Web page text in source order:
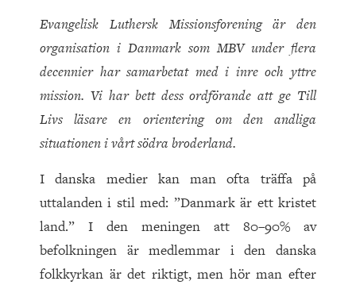
Evangelisk Luthersk Missionsforening är den
organisation i Danmark som MBV under flera
decennier har samarbetat med i inre och yttre
mission. Vi har bett dess ordförande att ge Till
Livs läsare en orientering om den andliga
situationen i vårt södra broderland.
I danska medier kan man ofta träffa på
uttalanden i stil med: ”Danmark är ett kristet
land.” I den meningen att 80–90% av
befolkningen är medlemmar i den danska
folkkyrkan är det riktigt, men hör man efter